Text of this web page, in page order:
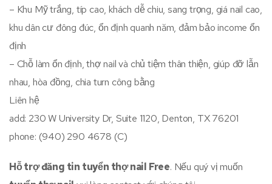
– Khu Mỹ trắng, típ cao, khách dễ chiu, sang trọng, giá nail cao,
khu dân cư đông đúc, ổn định quanh năm, đảm bảo income ổn
định
– Chỗ làm ổn định, thợ nail và chủ tiệm thân thiện, giúp đỡ lẫn
nhau, hòa đồng, chia turn công bằng
Liên hệ
add: 230 W University Dr, Suite 1120, Denton, TX 76201
phone: (940) 290 4678 (C)
Hỗ trợ đăng tin tuyển thợ nail Free. Nếu quý vị muốn